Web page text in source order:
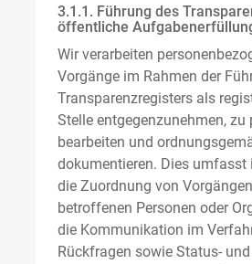
3.1.1. Führung des
öffentliche
Wir verarbeiten
Vorgänge im Rahmen der
Transparenzregisters als
Stelle entgegenzunehmen, zu
bearbeiten und
dokumentieren. Dies umfasst
die Zuordnung von
betroffenen Personen oder
die Kommunikation im
Rückfragen sowie Status- und